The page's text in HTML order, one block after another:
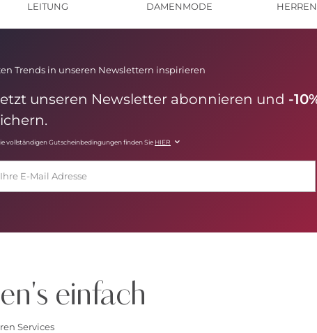
LEITUNG
DAMENMODE
Trends in unseren Newslettern inspirieren
unseren Newsletter abonnieren und -
vollständigen Gutscheinbedingungen finden Sie HIER
einfach
Services